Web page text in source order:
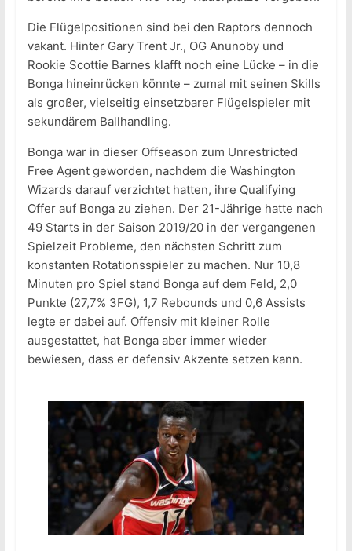
Die Flügelpositionen sind bei den Raptors dennoch
vakant. Hinter Gary Trent Jr., OG Anunoby und
Rookie Scottie Barnes klafft noch eine Lücke – in die
Bonga hineinrücken könnte – zumal mit seinen Skills
als großer, vielseitig einsetzbarer Flügelspieler mit
sekundärem Ballhandling.
Bonga war in dieser Offseason zum Unrestricted
Free Agent geworden, nachdem die Washington
Wizards darauf verzichtet hatten, ihre Qualifying
Offer auf Bonga zu ziehen. Der 21-Jährige hatte nach
49 Starts in der Saison 2019/20 in der vergangenen
Spielzeit Probleme, den nächsten Schritt zum
konstanten Rotationsspieler zu machen. Nur 10,8
Minuten pro Spiel stand Bonga auf dem Feld, 2,0
Punkte (27,7% 3FG), 1,7 Rebounds und 0,6 Assists
legte er dabei auf. Offensiv mit kleiner Rolle
ausgestattet, hat Bonga aber immer wieder
bewiesen, dass er defensiv Akzente setzen kann.